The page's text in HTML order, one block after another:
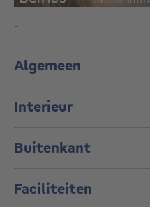
-
Algemeen
Interieur
Buitenkant
Faciliteiten